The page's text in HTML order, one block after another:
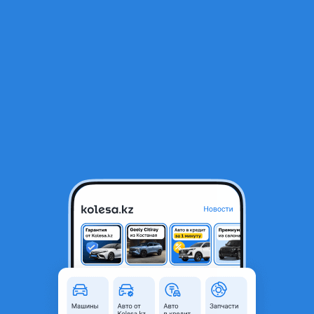
Алматы, Алматинская